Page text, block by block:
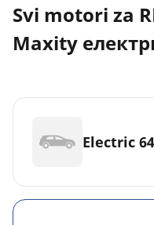
Svi motori za
Maxity
Electric 64